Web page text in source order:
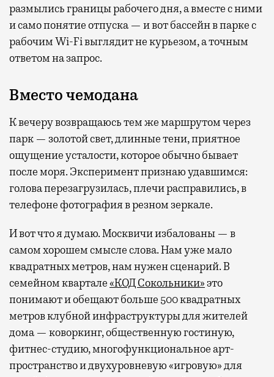
размылись границы рабочего дня, а вместе с ними
и само понятие отпуска — и вот бассейн в парке с
рабочим Wi-Fi выглядит не курьезом, а точным
ответом на запрос.
Вместо чемодана
К вечеру возвращаюсь тем же маршрутом через
парк — золотой свет, длинные тени, приятное
ощущение усталости, которое обычно бывает
после моря. Эксперимент признаю удавшимся:
голова перезагрузилась, плечи расправились, в
телефоне фотография в резном зеркале.
И вот что я думаю. Москвичи избалованы — в
самом хорошем смысле слова. Нам уже мало
квадратных метров, нам нужен сценарий. В
семейном квартале«КОД Сокольники»это
понимают и обещают больше 500 квадратных
метров клубной инфраструктуры для жителей
дома — коворкинг, общественную гостиную,
фитнес-студию, многофункциональное арт-
пространство и двухуровневую «игровую» для